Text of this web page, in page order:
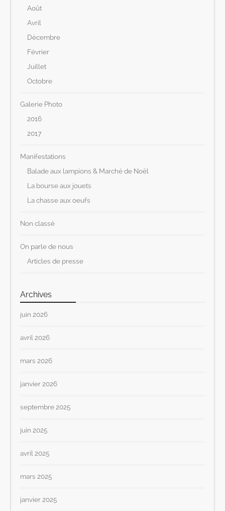
Août
Avril
Décembre
Février
Juillet
Octobre
Galerie Photo
2016
2017
Manifestations
Balade aux lampions & Marché de Noël
La bourse aux jouets
La chasse aux oeufs
Non classé
On parle de nous
Articles de presse
Archives
juin 2026
avril 2026
mars 2026
janvier 2026
septembre 2025
juin 2025
avril 2025
mars 2025
janvier 2025